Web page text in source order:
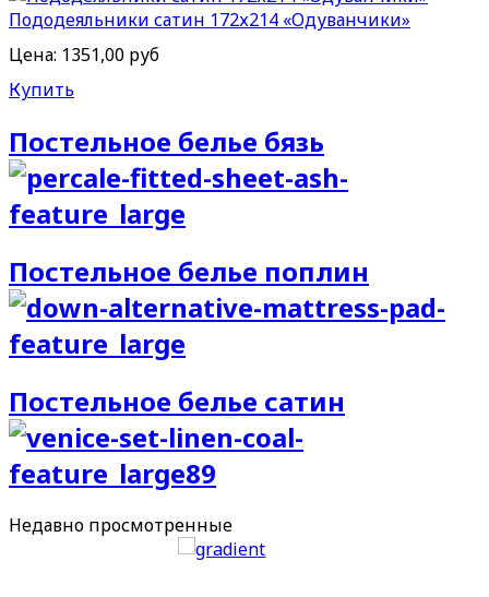
Пододеяльники сатин 172х214 «Одуванчики»
Цена: 1351,00 руб
Купить
Постельное белье бязь
Постельное белье поплин
Постельное белье сатин
Недавно просмотренные